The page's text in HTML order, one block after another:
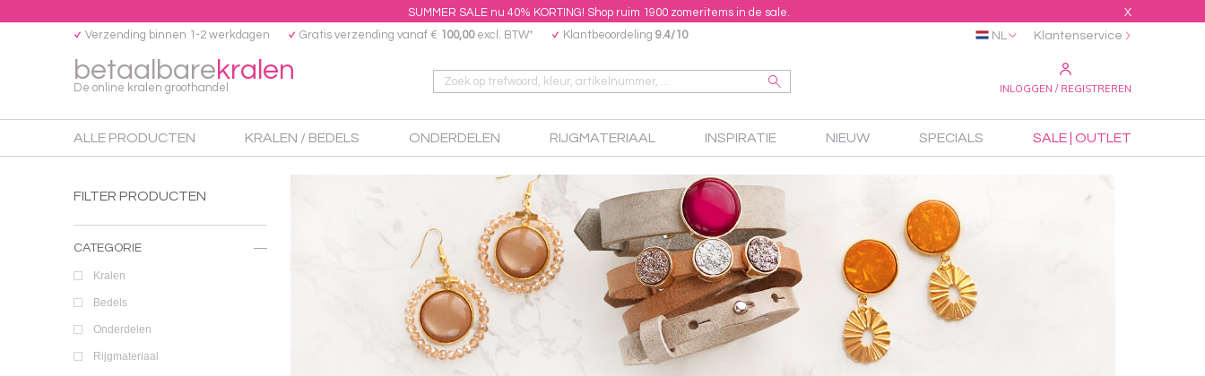
SUMMER SALE nu 40% KORTING! Shop ruim 1900 zomeritems in de sale. X
betaalbarekralen
De online kralen groothandel
Verzending binnen 1-2 werkdagen Gratis verzending vanaf € 100,00excl. BTW* Klantbeoordeling 9.4/10
INLOGGEN / REGISTREREN
NL Klantenservice
ALLE PRODUCTEN KRALEN / BEDELS ONDERDELEN RIJGMATERIAAL INSPIRATIE NIEUW SPECIALS SALE | OUTLET
FILTER PRODUCTEN
CATEGORIE
Kralen
Bedels
Onderdelen
Rijgmateriaal